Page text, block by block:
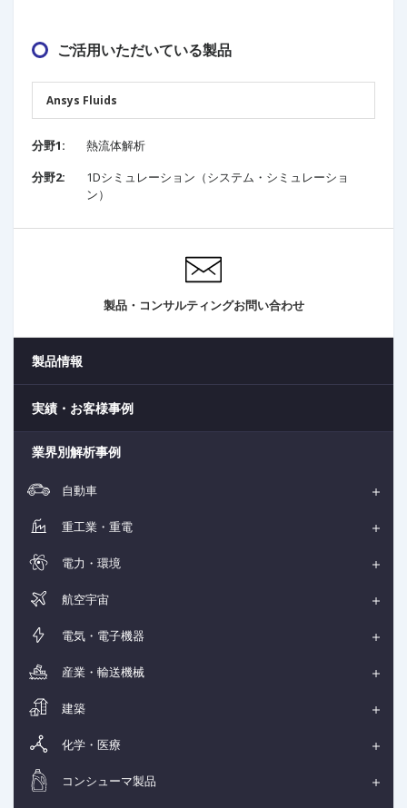
ご活用いただいている製品
Ansys Fluids
分野1:
熱流体解析
分野2:
1Dシミュレーション（システム・シミュレーショ
ン）
製品・コンサルティングお問い合わせ
製品情報
実績・お客様事例
業界別解析事例
自動車
重工業・重電
電力・環境
航空宇宙
電気・電子機器
産業・輸送機械
建築
化学・医療
コンシューマ製品